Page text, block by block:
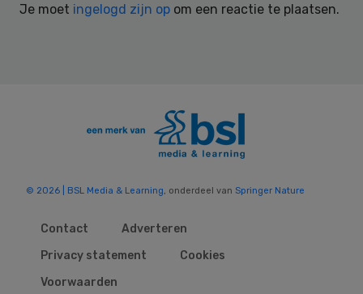
Je moet ingelogd zijn op om een reactie te plaatsen.
© 2026 | BSL Media & Learning, onderdeel van Springer Nature
Contact
Adverteren
Privacy statement
Cookies
Voorwaarden